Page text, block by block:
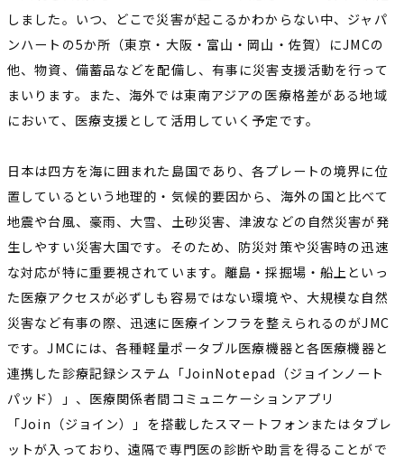
しました。いつ、どこで災害が起こるかわからない中、ジャパ
ンハートの5か所（東京・大阪・富山・岡山・佐賀）にJMCの
他、物資、備蓄品などを配備し、有事に災害支援活動を行って
まいります。また、海外では東南アジアの医療格差がある地域
において、医療支援として活用していく予定です。
日本は四方を海に囲まれた島国であり、各プレートの境界に位
置しているという地理的・気候的要因から、海外の国と比べて
地震や台風、豪雨、大雪、土砂災害、津波などの自然災害が発
生しやすい災害大国です。そのため、防災対策や災害時の迅速
な対応が特に重要視されています。離島・採掘場・船上といっ
た医療アクセスが必ずしも容易ではない環境や、大規模な自然
災害など有事の際、迅速に医療インフラを整えられるのがJMC
です。JMCには、各種軽量ポータブル医療機器と各医療機器と
連携した診療記録システム「JoinNotepad（ジョインノート
パッド）」、医療関係者間コミュニケーションアプリ
「Join（ジョイン）」を搭載したスマートフォンまたはタブレ
ットが入っており、遠隔で専門医の診断や助言を得ることがで